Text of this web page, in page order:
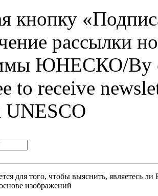
кнопку
рассылки
ЮНЕСКО/By
to receive
UNESCO
для того, чтобы выяснить, являетесь